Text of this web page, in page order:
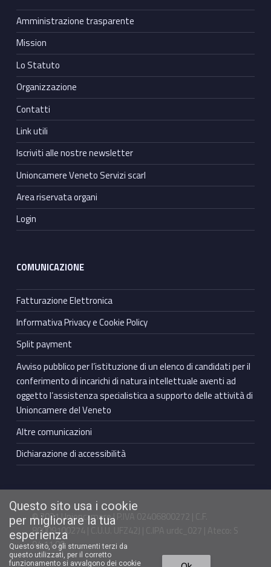
Amministrazione trasparente
Mission
Lo Statuto
Organizzazione
Contatti
Link utili
Iscriviti alle nostre newsletter
Unioncamere Veneto Servizi scarl
Area riservata organi
Login
COMUNICAZIONE
Fatturazione Elettronica
Informativa Privacy e Cookie Policy
Split payment
Avviso pubblico per l’istituzione di un elenco di candidati per il
conferimento di incarichi di natura intellettuale aventi ad
oggetto l’assistenza specialistica a supporto delle attività di
Unioncamere del Veneto
Altre comunicazioni
Dichiarazione di accessibilità
© 2021 Unioncamere | P.IVA 02406800272 | C.F.
80009100274 | C.U.U. UFZ42J | C.IPA urdc_027 | Ateco: S
94.11.00
Questo sito usa i cookie
per migliorare la tua
esperienza
Questo sito, o gli strumenti terzi da
questo utilizzati, per il corretto
funzionamento si avvalgono dei cookie